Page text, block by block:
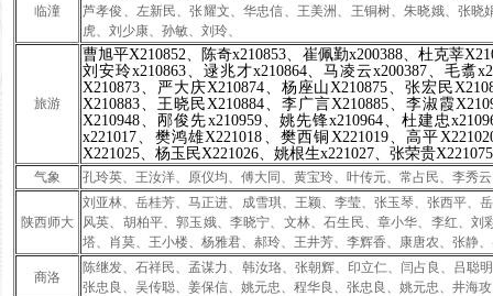
临潼
芦孝俊、左新民、张耀文、华忠信、王美洲、王铜树、朱晓娥、张
虎、刘少康、孙敏、刘玲、
旅游
曹旭平X210852、 陈奇x210853、 崔佩勤x200388、 杜克莘
刘安玲x210863、 逯兆才x210864、马凌云x200387、毛翥
X210873、 严大庆X210874、 杨座山X210875、张宏民
X210883、 王晓民X210884、 李广言X210885、 李淑霞
X210948、 邴俊先x210959、 姚先锋x210964、 杜建忠
x221017、 樊鸿雄X221018 、 樊西铜 X221019、高平
X221025、 杨玉民X221026、 姚根生x221027、 张荣贵X221075
气象 孔玲英、王汝洋、原仪均、傅大同、黄宝玲、叶传元、常占民、李秀
陕西师大
刘亚林、岳桂芳、马正进、成雪琪、王颖、李莹、张玉琴、张西平、
风英、胡柏平、郭玉娥、李晓宁、文林、石生民、章小华、李红、
塔、肖莫、王小楼、杨雅君、郝玲、王井芳、李辉香、康唐农、张静
商洛
陈继发、石祥民、孟谋力、韩汝珞、张朝辉、印立仁、闫占良、吕聪
张忠良、吴传聪、姜保信、姚元忠、程华良、张忠良、姚元忠、井海